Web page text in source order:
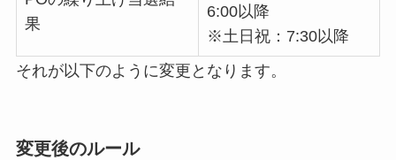
果
6:00以降
※土日祝：7:30以降
それが以下のように変更となります。
変更後のルール